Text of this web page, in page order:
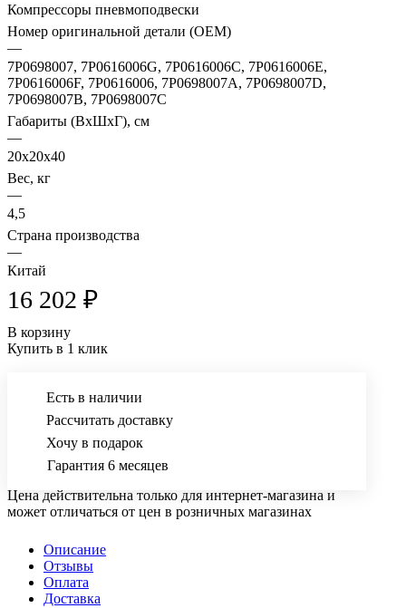
Компрессоры пневмоподвески
Номер оригинальной детали (OEM)
—
7P0698007, 7P0616006G, 7P0616006C, 7P0616006E,
7P0616006F, 7P0616006, 7P0698007A, 7P0698007D,
7P0698007B, 7P0698007C
Габариты (ВхШхГ), см
—
20x20x40
Вес, кг
—
4,5
Страна производства
—
Китай
16 202 ₽
В корзину
Купить в 1 клик
Есть в наличии
Рассчитать доставку
Хочу в подарок
Гарантия 6 месяцев
Цена действительна только для интернет-магазина и
может отличаться от цен в розничных магазинах
Описание
Отзывы
Оплата
Доставка